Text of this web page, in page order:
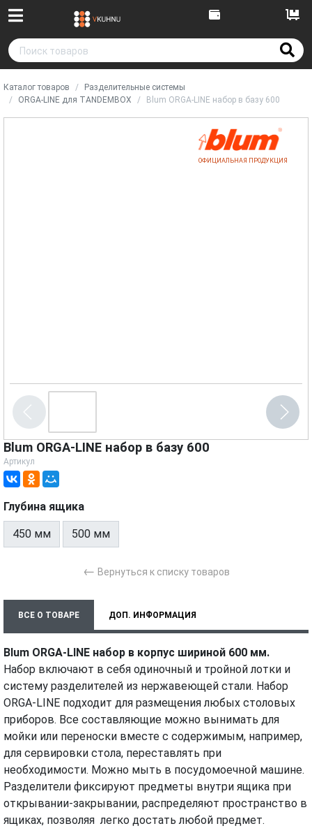
Каталог товаров
Разделительные системы
ORGA-LINE для TANDEMBOX
Blum ORGA-LINE набор в базу 600
ОФИЦИАЛЬНАЯ ПРОДУКЦИЯ
Blum ORGA-LINE набор в базу 600
Артикул
Глубина ящика
450 мм 500 мм
← Вернуться к списку товаров
ВСЕ О ТОВАРЕ ДОП. ИНФОРМАЦИЯ
Blum ORGA-LINE набор в корпус шириной 600 мм.
Набор включают в себя одиночный и тройной лотки и
систему разделителей из нержавеющей стали. Набор
ORGA-LINE подходит для размещения любых столовых
приборов. Все составляющие можно вынимать для
мойки или переноски вместе с содержимым, например,
для сервировки стола, переставлять при
необходимости. Можно мыть в посудомоечной машине.
Разделители фиксируют предметы внутри ящика при
открывании-закрывании, распределяют пространство в
ящиках, позволяя легко достать любой предмет.